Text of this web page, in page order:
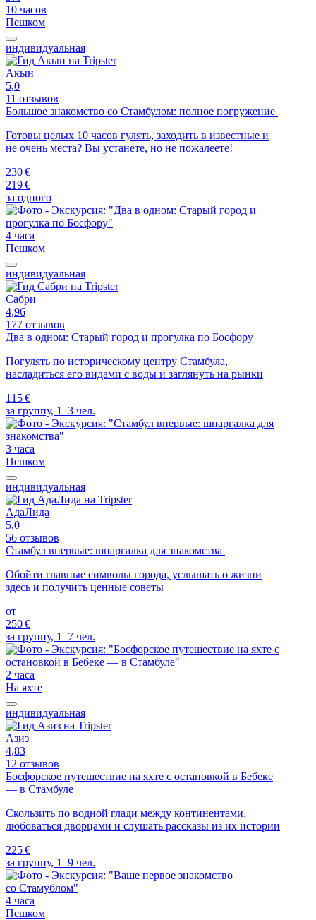
10 часов
Пешком
индивидуальная
Акын
5,0
11 отзывов
Большое знакомство со Стамбулом: полное погружение
Готовы целых 10 часов гулять, заходить в известные и
не очень места? Вы устанете, но не пожалеете!
230 €
219 €
за одного
4 часа
Пешком
индивидуальная
Сабри
4,96
177 отзывов
Два в одном: Старый город и прогулка по Босфору
Погулять по историческому центру Стамбула,
насладиться его видами с воды и заглянуть на рынки
115 €
за группу, 1–3 чел.
3 часа
Пешком
индивидуальная
АдаЛида
5,0
56 отзывов
Стамбул впервые: шпаргалка для знакомства
Обойти главные символы города, услышать о жизни
здесь и получить ценные советы
от
250 €
за группу, 1–7 чел.
2 часа
На яхте
индивидуальная
Азиз
4,83
12 отзывов
Босфорское путешествие на яхте с остановкой в Бебеке
— в Стамбуле
Скользить по водной глади между континентами,
любоваться дворцами и слушать рассказы из их истории
225 €
за группу, 1–9 чел.
4 часа
Пешком